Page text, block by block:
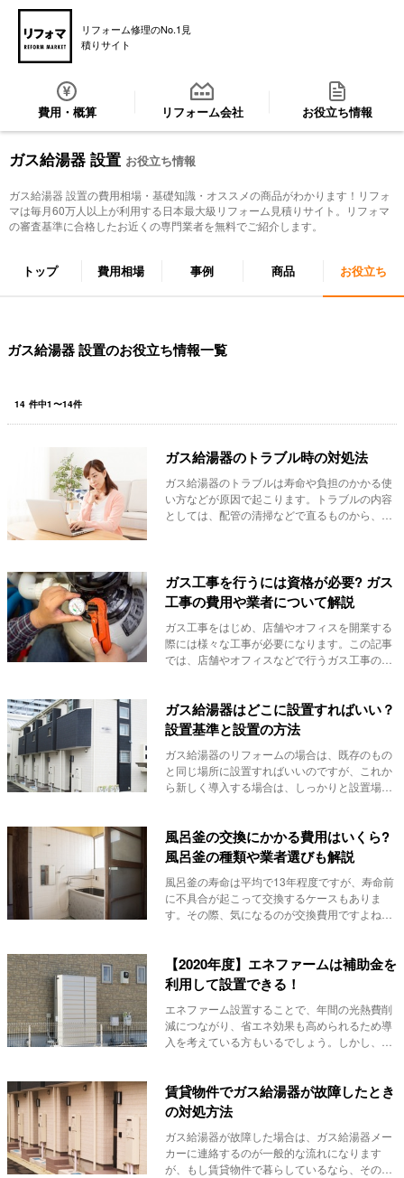
リフォーム修理のNo.1見
積りサイト
費用・概算 リフォーム会社 お役立ち情報
ガス給湯器 設置 お役立ち情報
ガス給湯器 設置の費用相場・基礎知識・オススメの商品がわかります！リフォ
マは毎月60万人以上が利用する日本最大級リフォーム見積りサイト。リフォマ
の審査基準に合格したお近くの専門業者を無料でご紹介します。
トップ 費用相場 事例 商品 お役立ち
ガス給湯器 設置のお役立ち情報一覧
14 件中1 〜14件
ガス給湯器のトラブル時の対処法
ガス給湯器のトラブルは寿命や負担のかかる使
い方などが原因で起こります。トラブルの内容
としては、配管の清掃などで直るものから、漏
ガス工事を行うには資格が必要? ガス
工事の費用や業者について解説
ガス工事をはじめ、店舗やオフィスを開業する
際には様々な工事が必要になります。この記事
では、店舗やオフィスなどで行うガス工事の基
ガス給湯器はどこに設置すればいい？
設置基準と設置の方法
ガス給湯器のリフォームの場合は、既存のもの
と同じ場所に設置すればいいのですが、これか
ら新しく導入する場合は、しっかりと設置場所
風呂釜の交換にかかる費用はいくら?
風呂釜の種類や業者選びも解説
風呂釜の寿命は平均で13年程度ですが、寿命前
に不具合が起こって交換するケースもありま
す。その際、気になるのが交換費用ですよね。
【2020年度】エネファームは補助金を
利用して設置できる！
エネファーム設置することで、年間の光熱費削
減につながり、省エネ効果も高められるため導
入を考えている方もいるでしょう。しかし、導
賃貸物件でガス給湯器が故障したとき
の対処方法
ガス給湯器が故障した場合は、ガス給湯器メー
カーに連絡するのが一般的な流れになります
が、もし賃貸物件で暮らしているなら、その流